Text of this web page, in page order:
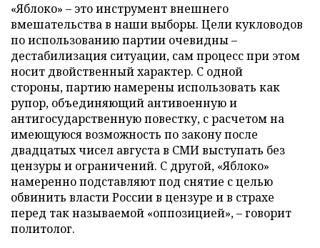
«Яблоко» – это инструмент внешнего
вмешательства в наши выборы. Цели кукловодов
по использованию партии очевидны –
дестабилизация ситуации, сам процесс при этом
носит двойственный характер. С одной
стороны, партию намерены использовать как
рупор, объединяющий антивоенную и
антигосударственную повестку, с расчетом на
имеющуюся возможность по закону после
двадцатых чисел августа в СМИ выступать без
цензуры и ограничений. С другой, «Яблоко»
намеренно подставляют под снятие с целью
обвинить власти России в цензуре и в страхе
перед так называемой «оппозицией», – говорит
политолог.